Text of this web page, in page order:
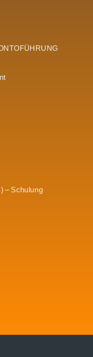
– Schulung